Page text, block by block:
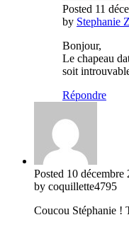
Posted 11
by Stephanie
Bonjour,
Le chapeau
soit
Répondre
Posted 10 décembre
by coquillette4795
Coucou Stéphanie !